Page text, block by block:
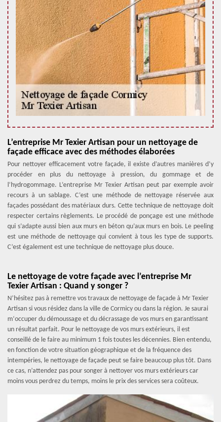
L’entreprise Mr Texier Artisan pour un nettoyage de
façade efficace avec des méthodes élaborées
Pour nettoyer efficacement votre façade, il existe d’autres manières d’y
procéder en plus du nettoyage à pression, du gommage et de
l’hydrogommage. L’entreprise Mr Texier Artisan peut par exemple avoir
recours à un sablage. C’est une méthode de nettoyage réservée aux
façades possédant des matériaux durs. Cette technique de nettoyage doit
respecter certains règlements. Le procédé de ponçage est une méthode
qui s’adapte aussi bien aux murs en béton qu’aux murs en bois. Le peeling
est une méthode de nettoyage qui convient à tous les type de supports.
C’est également est une technique de nettoyage plus douce.
Le nettoyage de votre façade avec l’entreprise Mr
Texier Artisan : Quand y songer ?
N’hésitez pas à remettre vos travaux de nettoyage de façade à Mr Texier
Artisan si vous résidez dans la ville de Cormicy ou dans la région. Je saurai
m‘occuper du démoussage et du décrassage de vos murs en garantissant
un résultat parfait. Pour le nettoyage de vos murs extérieurs, il est
conseillé de le faire au minimum 1 fois toutes les décennies. Bien entendu,
en fonction de votre situation géographique et de la fréquence des
intempéries, le nettoyage de façade peut se faire beaucoup plus tôt. Dans
ce cas, n’attendez pas pour songer à nettoyer vos murs extérieurs car
moins vous perdrez du temps, moins le prix des services sera coûteux.